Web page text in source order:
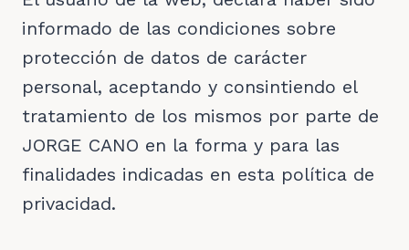
informado de las condiciones sobre
protección de datos de carácter
personal, aceptando y consintiendo el
tratamiento de los mismos por parte de
JORGE CANO en la forma y para las
finalidades indicadas en esta política de
privacidad.